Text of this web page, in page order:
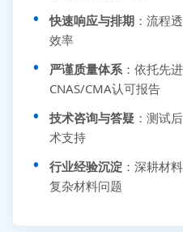
快速响应与排期 ：流程
效率
严谨质量体系 ：依托先
CNAS/CMA认可报告
技术咨询与答疑 ：测试
术支持
行业经验沉淀 ：深耕材
复杂材料问题